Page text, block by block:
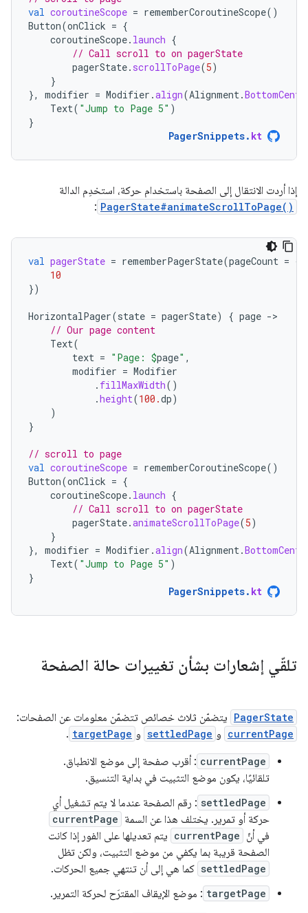
val coroutineScope = rememberCoroutineScope()
Button(onClick = {
coroutineScope. launch {
// Call scroll to on pagerState
pagerState. scrollToPage(5)
}
},
modifier = Modifier .align(Alignment.
Text( "Jump to Page 5" )
}
PagerSnippets. kt
إذا أردت الانتقال إلى الصفحة باستخدام حركة، استخدِم الدالة
PagerState#animateScrollToPage()
:
val pagerState = rememberPagerState(pageCount = {
10
})
HorizontalPager(state = pagerState) { page -
// Our page content
Text(
text = "Page: $page" ,
modifier = Modifier
. fillMaxWidth()
.height(100.dp)
)
}
// scroll to page
val coroutineScope = rememberCoroutineScope()
Button(onClick = {
coroutineScope. launch {
// Call scroll to on pagerState
pagerState.animateScrollToPage(5)
}
},
modifier = Modifier .align(Alignment.
Text( "Jump to Page 5" )
}
PagerSnippets. kt
تلقّي إشعارات بشأن تغييرات حالة الصفحة
PagerState يتضمّن ثلاث خصائص تتضمّن معلومات عن الصفحات:
currentPage و settledPage و targetPage
.
currentPage : أقرب صفحة إلى موضع الانطباق.
تلقائيًا، يكون موضع التثبيت في بداية التنسيق.
settledPage : رقم الصفحة عندما لا يتم تشغيل أي
حركة أو تمرير. يختلف هذا عن السمة currentPage
في أنّ currentPage يتم تعديلها على الفور إذا كانت
الصفحة قريبة بما يكفي من موضع التثبيت، ولكن تظل
settledPage كما هي إلى أن تنتهي جميع الحركات.
targetPage : موضع الإيقاف المقترَح لحركة التمرير.